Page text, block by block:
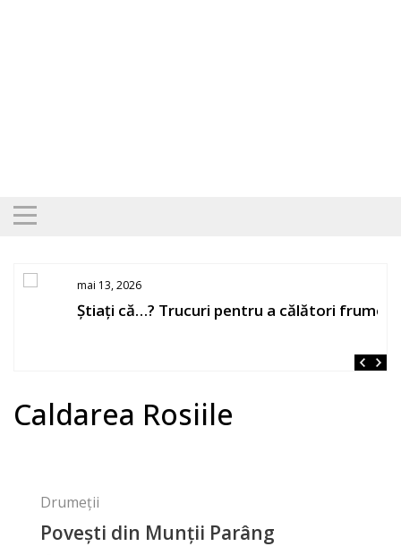
mai 13, 2026
Știați că…? Trucuri pentru a călători frumos
Caldarea Rosiile
Drumeții
Povești din Munții Parâng